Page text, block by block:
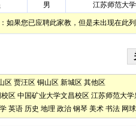
男 江苏师范大
如果您已应聘此家教，但是未出现在此
区 贾汪区 铜山区 新城区 其他区
区 中国矿业大学文昌校区 江苏师范大学
英语 历史 地理 政治 钢琴 美术 书法 网球